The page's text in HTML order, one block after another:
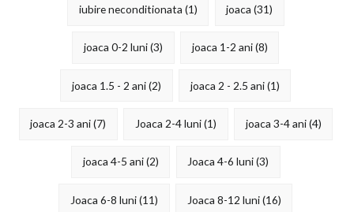
iubire neconditionata (1) joaca (31)
joaca 0-2 luni(3) joaca 1-2 ani(8)
joaca 1.5 - 2 ani(2) joaca 2 - 2.5 ani(1)
joaca 2-3 ani(7) Joaca 2-4 luni(1) joaca 3-4 ani(4)
joaca 4-5 ani(2) Joaca 4-6 luni(3)
Joaca 6-8 luni(11) Joaca 8-12 luni(16)